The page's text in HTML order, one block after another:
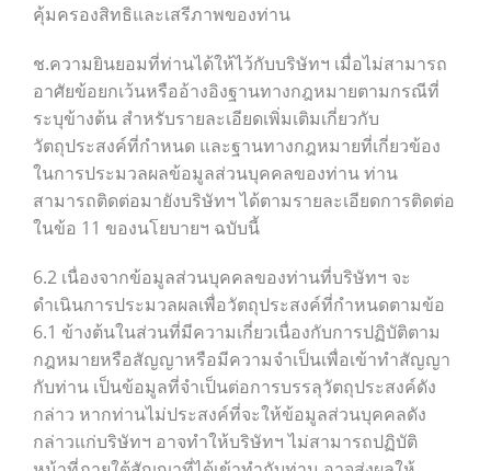
คุ้มครองสิทธิและเสรีภาพของท่าน
ช.ความยินยอมที่ท่านได้ให้ไว้กับบริษัทฯ เมื่อไม่สามารถ
อาศัยข้อยกเว้นหรืออ้างอิงฐานทางกฎหมายตามกรณีที่
ระบุข้างต้น สำหรับรายละเอียดเพิ่มเติมเกี่ยวกับ
วัตถุประสงค์ที่กำหนด และฐานทางกฎหมายที่เกี่ยวข้อง
ในการประมวลผลข้อมูลส่วนบุคคลของท่าน ท่าน
สามารถติดต่อมายังบริษัทฯ ได้ตามรายละเอียดการติดต่อ
ในข้อ 11 ของนโยบายฯ ฉบับนี้
6.2 เนื่องจากข้อมูลส่วนบุคคลของท่านที่บริษัทฯ จะ
ดำเนินการประมวลผลเพื่อวัตถุประสงค์ที่กำหนดตามข้อ
6.1 ข้างต้นในส่วนที่มีความเกี่ยวเนื่องกับการปฏิบัติตาม
กฎหมายหรือสัญญาหรือมีความจำเป็นเพื่อเข้าทำสัญญา
กับท่าน เป็นข้อมูลที่จำเป็นต่อการบรรลุวัตถุประสงค์ดัง
กล่าว หากท่านไม่ประสงค์ที่จะให้ข้อมูลส่วนบุคคลดัง
กล่าวแก่บริษัทฯ อาจทำให้บริษัทฯ ไม่สามารถปฏิบัติ